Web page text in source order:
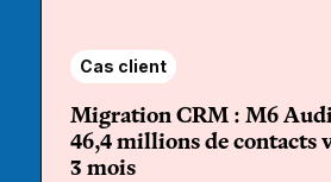
Cas client
Migration CRM : M6
46,4 millions de contacts
3 mois